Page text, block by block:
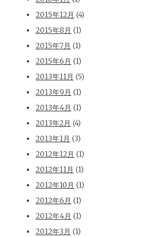
2015年12月 (4)
2015年8月 (1)
2015年7月 (1)
2015年6月 (1)
2013年11月 (5)
2013年9月 (1)
2013年4月 (1)
2013年2月 (4)
2013年1月 (3)
2012年12月 (1)
2012年11月 (1)
2012年10月 (1)
2012年6月 (1)
2012年4月 (1)
2012年3月 (1)